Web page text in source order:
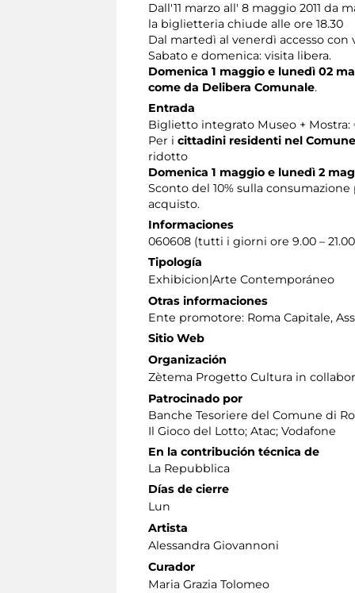
Dall'11 marzo all' 8 maggio 2011 da
la biglietteria chiude alle ore 18.30
Dal martedì al venerdì accesso
Sabato e domenica: visita libera.
Domenica 1 maggio e lunedì 02
come da Delibera Comunale.
Entrada
Biglietto integrato Museo +
Per i cittadini residenti nel
ridotto
Domenica 1 maggio e lunedì 2
Sconto del 10% sulla
acquisto.
Informaciones
060608 (tutti i giorni ore 9.00 –
Tipología
Exhibicion|Arte Contemporáneo
Otras informaciones
Ente promotore: Roma Capitale,
Sitio Web
Organización
Zètema Progetto Cultura in
Patrocinado por
Banche Tesoriere del Comune di
Il Gioco del Lotto; Atac; Vodafone
En la contribución técnica de
La Repubblica
Días de cierre
Lun
Artista
Alessandra Giovannoni
Curador
Maria Grazia Tolomeo